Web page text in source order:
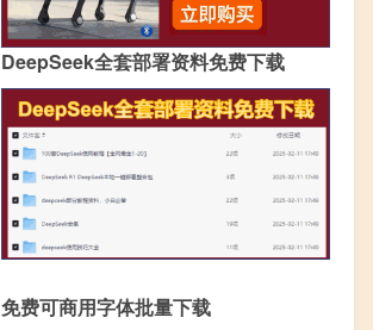
DeepSeek全套部署资料免费下载
免费可商用字体批量下载